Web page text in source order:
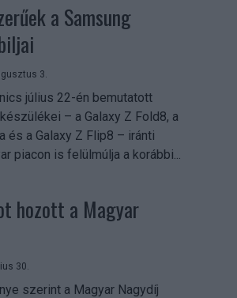
a Samsung
3.
július 22-én bemutatott
– a Galaxy Z Fold8, a
és a Galaxy Z Flip8 – iránti
piacon is felülmúlja a korábbi...
hozott a Magyar
30.
szerint a Magyar Nagydíj